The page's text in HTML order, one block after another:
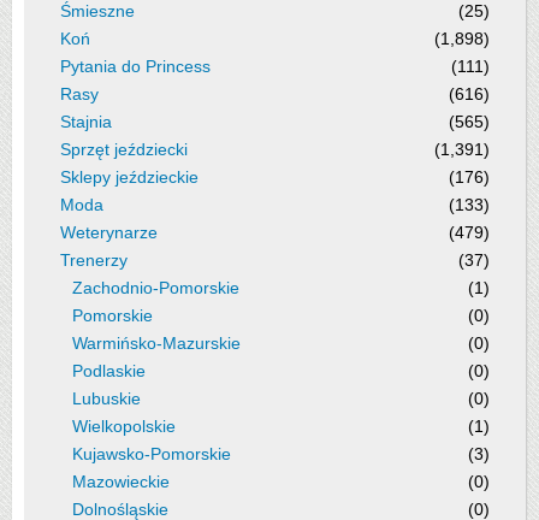
Śmieszne
(25)
Koń
(1,898)
Pytania do Princess
(111)
Rasy
(616)
Stajnia
(565)
Sprzęt jeździecki
(1,391)
Sklepy jeździeckie
(176)
Moda
(133)
Weterynarze
(479)
Trenerzy
(37)
Zachodnio-Pomorskie
(1)
Pomorskie
(0)
Warmińsko-Mazurskie
(0)
Podlaskie
(0)
Lubuskie
(0)
Wielkopolskie
(1)
Kujawsko-Pomorskie
(3)
Mazowieckie
(0)
Dolnośląskie
(0)